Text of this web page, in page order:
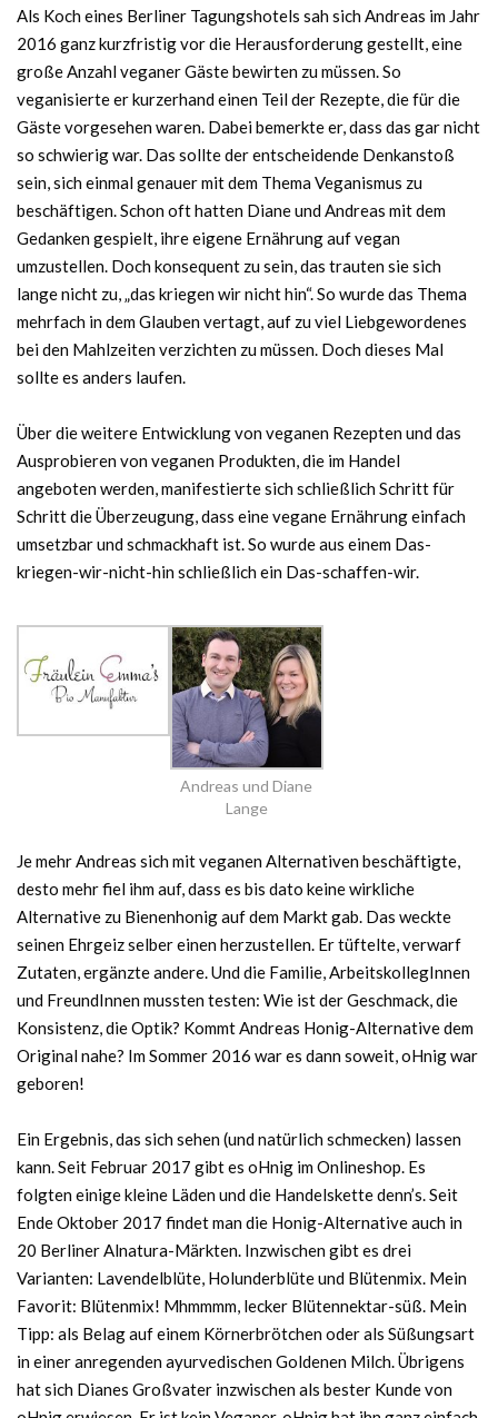
Als Koch eines Berliner Tagungshotels sah sich Andreas im Jahr
2016 ganz kurzfristig vor die Herausforderung gestellt, eine
große Anzahl veganer Gäste bewirten zu müssen. So
veganisierte er kurzerhand einen Teil der Rezepte, die für die
Gäste vorgesehen waren. Dabei bemerkte er, dass das gar nicht
so schwierig war. Das sollte der entscheidende Denkanstoß
sein, sich einmal genauer mit dem Thema Veganismus zu
beschäftigen. Schon oft hatten Diane und Andreas mit dem
Gedanken gespielt, ihre eigene Ernährung auf vegan
umzustellen. Doch konsequent zu sein, das trauten sie sich
lange nicht zu, „das kriegen wir nicht hin“. So wurde das Thema
mehrfach in dem Glauben vertagt, auf zu viel Liebgewordenes
bei den Mahlzeiten verzichten zu müssen. Doch dieses Mal
sollte es anders laufen.
Über die weitere Entwicklung von veganen Rezepten und das
Ausprobieren von veganen Produkten, die im Handel
angeboten werden, manifestierte sich schließlich Schritt für
Schritt die Überzeugung, dass eine vegane Ernährung einfach
umsetzbar und schmackhaft ist. So wurde aus einem Das-
kriegen-wir-nicht-hin schließlich ein Das-schaffen-wir.
Andreas und Diane
Lange
Je mehr Andreas sich mit veganen Alternativen beschäftigte,
desto mehr fiel ihm auf, dass es bis dato keine wirkliche
Alternative zu Bienenhonig auf dem Markt gab. Das weckte
seinen Ehrgeiz selber einen herzustellen. Er tüftelte, verwarf
Zutaten, ergänzte andere. Und die Familie, ArbeitskollegInnen
und FreundInnen mussten testen: Wie ist der Geschmack, die
Konsistenz, die Optik? Kommt Andreas Honig-Alternative dem
Original nahe? Im Sommer 2016 war es dann soweit, oHnig war
geboren!
Ein Ergebnis, das sich sehen (und natürlich schmecken) lassen
kann. Seit Februar 2017 gibt es oHnig im Onlineshop. Es
folgten einige kleine Läden und die Handelskette denn’s. Seit
Ende Oktober 2017 findet man die Honig-Alternative auch in
20 Berliner Alnatura-Märkten. Inzwischen gibt es drei
Varianten: Lavendelblüte, Holunderblüte und Blütenmix. Mein
Favorit: Blütenmix! Mhmmmm, lecker Blütennektar-süß. Mein
Tipp: als Belag auf einem Körnerbrötchen oder als Süßungsart
in einer anregenden ayurvedischen Goldenen Milch. Übrigens
hat sich Dianes Großvater inzwischen als bester Kunde von